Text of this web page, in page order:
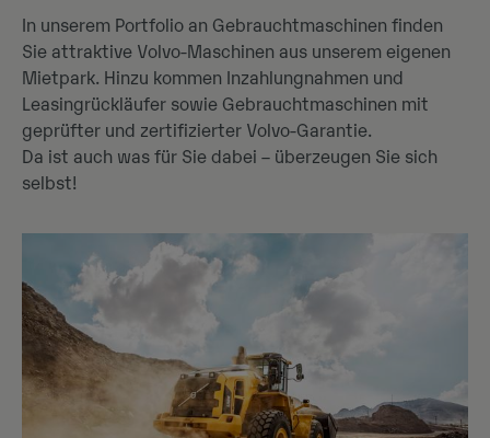
In unserem Portfolio an Gebrauchtmaschinen finden
Sie attraktive Volvo-Maschinen aus unserem eigenen
Mietpark. Hinzu kommen Inzahlungnahmen und
Leasingrückläufer sowie Gebrauchtmaschinen mit
geprüfter und zertifizierter Volvo-Garantie.
Da ist auch was für Sie dabei – überzeugen Sie sich
selbst!